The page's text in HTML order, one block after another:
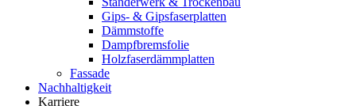
Gips- & Gipsfaserplatten
Dämmstoffe
Dampfbremsfolie
Holzfaserdämmplatten
Fassade
Nachhaltigkeit
Karriere